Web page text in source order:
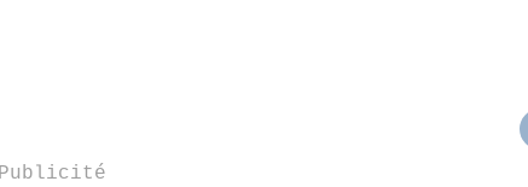
Publicité